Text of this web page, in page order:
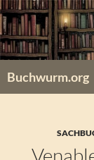
Zum
Inhalt
springen
Buchwurm.org